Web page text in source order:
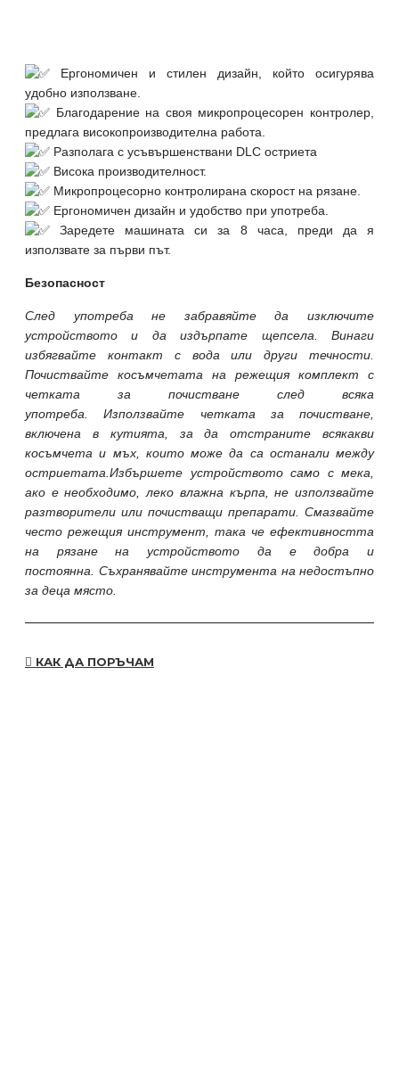
Ергономичен и стилен дизайн, който осигурява
удобно използване.
Благодарение на своя микропроцесорен контролер,
предлага високопроизводителна работа.
Разполага с усъвършенствани DLC остриета
Висока производителност.
Микропроцесорно контролирана скорост на рязане.
Ергономичен дизайн и удобство при употреба.
Заредете машината си за 8 часа, преди да я
използвате за първи път.
Безопасност
След употреба не забравяйте да изключите
устройството и да издърпате щепсела. Винаги
избягвайте контакт с вода или други течности.
Почиствайте косъмчетата на режещия комплект с
четката за почистване след всяка
употреба. Използвайте четката за почистване,
включена в кутията, за да отстраните всякакви
косъмчета и мъх, които може да са останали между
остриетата.Избършете устройството само с мека,
ако е необходимо, леко влажна кърпа, не използвайте
разтворители или почистващи препарати. Смазвайте
често режещия инструмент, така че ефективността
на рязане на устройството да е добра и
постоянна. Съхранявайте инструмента на недостъпно
за деца място.
КАК ДА ПОРЪЧАМ